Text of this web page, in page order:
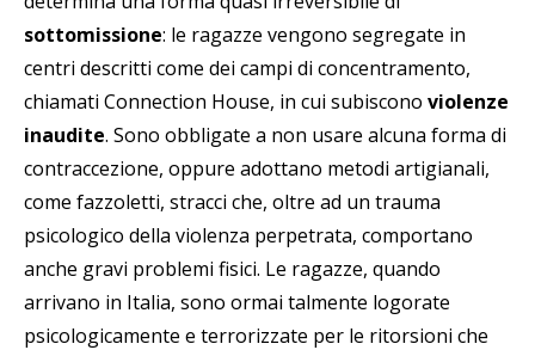
sottomissione: le ragazze vengono segregate in
centri descritti come dei campi di concentramento,
chiamati Connection House, in cui subiscono violenze
inaudite. Sono obbligate a non usare alcuna forma di
contraccezione, oppure adottano metodi artigianali,
come fazzoletti, stracci che, oltre ad un trauma
psicologico della violenza perpetrata, comportano
anche gravi problemi fisici. Le ragazze, quando
arrivano in Italia, sono ormai talmente logorate
psicologicamente e terrorizzate per le ritorsioni che